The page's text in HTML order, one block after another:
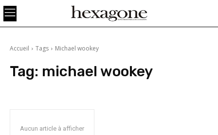
Accueil Tags Michael wookey
Tag: michael wookey
Aucun article à afficher